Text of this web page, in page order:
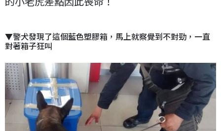
▼警犬發現了這個藍色塑膠箱，馬上就察覺到不對勁，一直
對著箱子狂叫